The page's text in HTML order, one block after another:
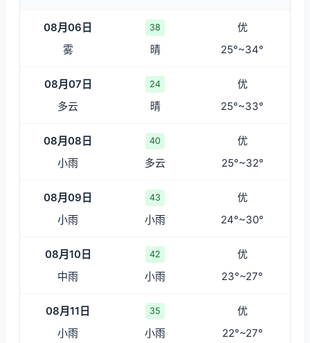
08月06日 38
优
雾
晴 25°~34°
08月07日 24
优
多云
晴 25°~33°
08月08日 40
优
小雨
多云 25°~32°
08月09日 43
优
小雨
小雨 24°~30°
08月10日 42
优
中雨
小雨 23°~27°
08月11日 35
优
小雨
小雨 22°~27°